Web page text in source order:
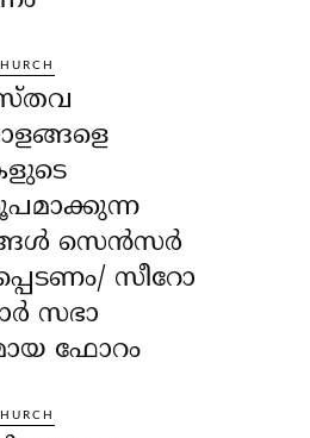
സെൻസർ
സീറോ
സഭാ
ഫോറം